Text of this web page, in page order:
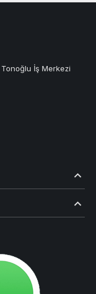
İş Merkezi